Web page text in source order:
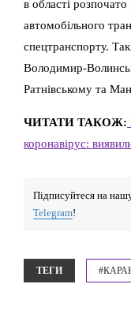
в області
автомобільного
спецтранспорту.
Володимир-
Ратнівському та
ЧИТАТИ ТАКОЖ:
коронавірус:
Підписуйтеся на
Telegram!
ТЕГИ